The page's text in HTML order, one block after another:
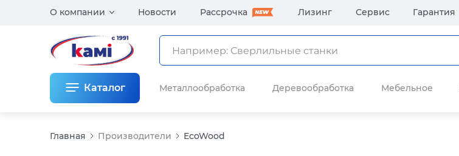
О компании Новости Рассрочка Лизинг Сервис Гарантия
Каталог Металлообработка Деревообработка Мебельное
Главная Производители EcoWood